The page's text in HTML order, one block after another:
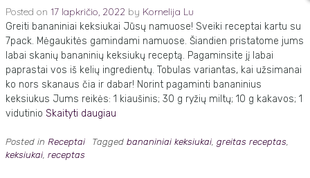
Posted on 17 lapkričio, 2022 by Kornelija Lu
Greiti bananiniai keksiukai Jūsų namuose! Sveiki receptai kartu su
7pack. Mėgaukitės gamindami namuose. Šiandien pristatome jums
labai skanių bananinių keksiukų receptą. Pagaminsite jį labai
paprastai vos iš kelių ingredientų. Tobulas variantas, kai užsimanai
ko nors skanaus čia ir dabar! Norint pagaminti bananinius
keksiukus Jums reikės: 1 kiaušinis; 30 g ryžių miltų; 10 g kakavos; 1
vidutinio Skaityti daugiau
Posted in Receptai Tagged bananiniai keksiukai, greitas receptas,
keksiukai, receptas